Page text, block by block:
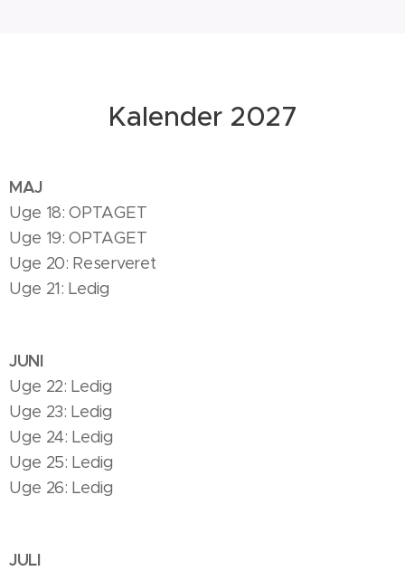
Kalender 2027
MAJ
Uge 18: OPTAGET
Uge 19: OPTAGET
Uge 20: Reserveret
Uge 21: Ledig
JUNI
Uge 22: Ledig
Uge 23: Ledig
Uge 24: Ledig
Uge 25: Ledig
Uge 26: Ledig
JULI